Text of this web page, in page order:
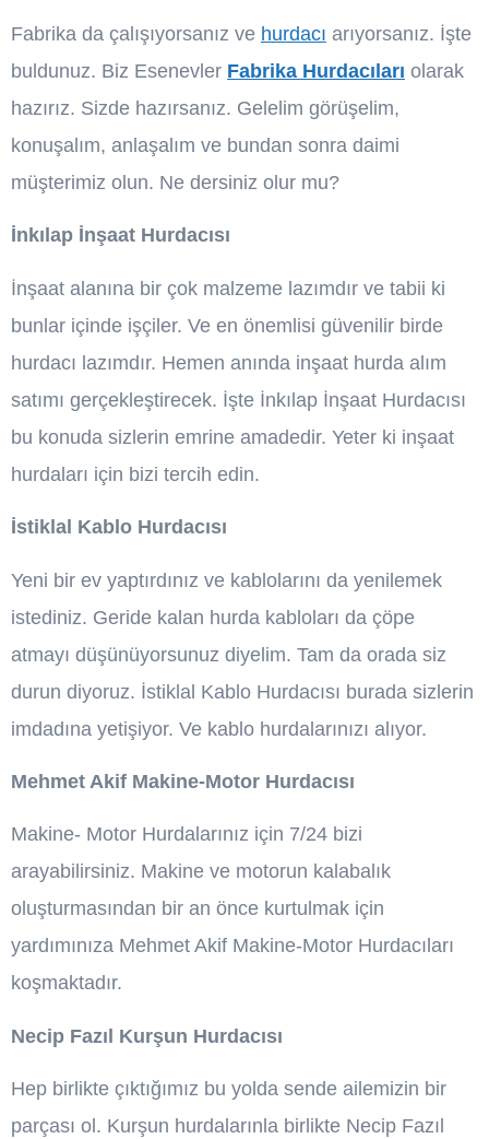
Fabrika da çalışıyorsanız ve hurdacı arıyorsanız. İşte
buldunuz. Biz Esenevler Fabrika Hurdacıları olarak
hazırız. Sizde hazırsanız. Gelelim görüşelim,
konuşalım, anlaşalım ve bundan sonra daimi
müşterimiz olun. Ne dersiniz olur mu?
İnkılap İnşaat Hurdacısı
İnşaat alanına bir çok malzeme lazımdır ve tabii ki
bunlar içinde işçiler. Ve en önemlisi güvenilir birde
hurdacı lazımdır. Hemen anında inşaat hurda alım
satımı gerçekleştirecek. İşte İnkılap İnşaat Hurdacısı
bu konuda sizlerin emrine amadedir. Yeter ki inşaat
hurdaları için bizi tercih edin.
İstiklal Kablo Hurdacısı
Yeni bir ev yaptırdınız ve kablolarını da yenilemek
istediniz. Geride kalan hurda kabloları da çöpe
atmayı düşünüyorsunuz diyelim. Tam da orada siz
durun diyoruz. İstiklal Kablo Hurdacısı burada sizlerin
imdadına yetişiyor. Ve kablo hurdalarınızı alıyor.
Mehmet Akif Makine-Motor Hurdacısı
Makine- Motor Hurdalarınız için 7/24 bizi
arayabilirsiniz. Makine ve motorun kalabalık
oluşturmasından bir an önce kurtulmak için
yardımınıza Mehmet Akif Makine-Motor Hurdacıları
koşmaktadır.
Necip Fazıl Kurşun Hurdacısı
Hep birlikte çıktığımız bu yolda sende ailemizin bir
parçası ol. Kurşun hurdalarınla birlikte Necip Fazıl